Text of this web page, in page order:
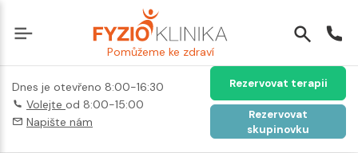
Pomůžeme ke zdraví
Dnes je otevřeno 8:00-16:30
Volejte od 8:00-15:00
Napište nám
Rezervovat terapii
Rezervovat
skupinovku